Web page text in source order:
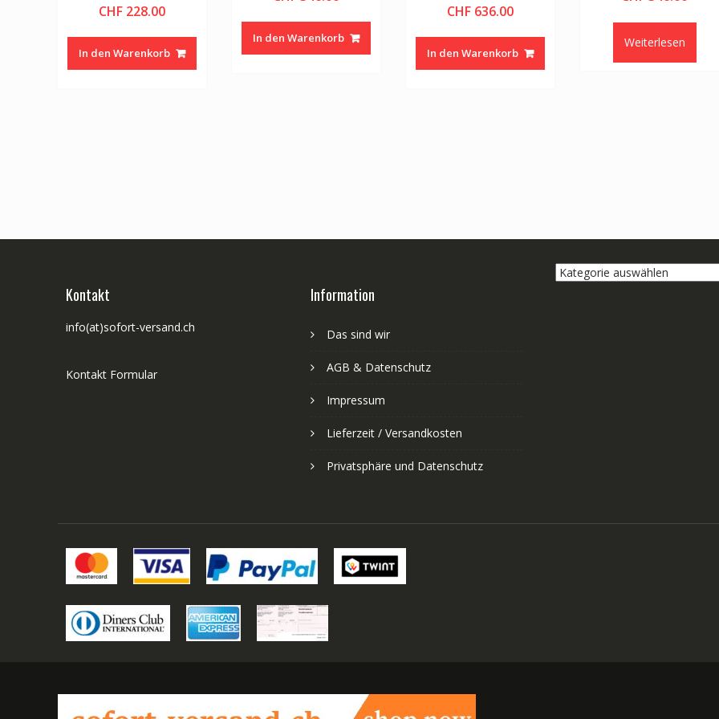
CHF 228.00
In den Warenkorb
In den Warenkorb
CHF 636.00
In den Warenkorb
Weiterlesen
Kontakt
info(at)sofort-versand.ch
Kontakt Formular
Information
Das sind wir
AGB & Datenschutz
Impressum
Lieferzeit / Versandkosten
Privatsphäre und Datenschutz
Kategorie